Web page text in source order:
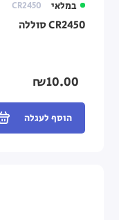
במלאי CR2450
CR2450 סוללה
₪10.00
הוסף לעגלה